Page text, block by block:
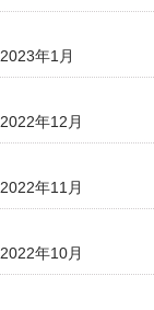
2023年1月
2022年12月
2022年11月
2022年10月